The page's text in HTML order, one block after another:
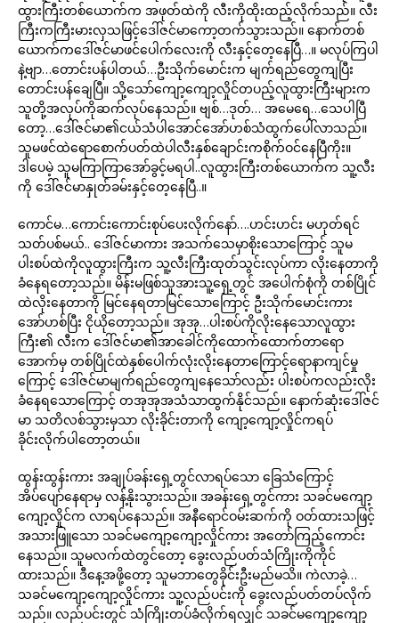
ထွားကြီးတစ်ယောက်က အဖုတ်ထဲကို လီးကိုထိုးထည့်လိုက်သည်။ လီး
ကြီးကကြီးမားလှသဖြင့်ဒေါ်ဇင်မာကော့တက်သွားသည်။ နောက်တစ်
ယောက်ကဒေါ်ဇင်မာဖင်ပေါက်လေးကို လီးနှင့်တေ့နေပြီ…။ မလုပ်ကြပါ
နဲ့ဗျာ…တောင်းပန်ပါတယ်…ဦးသိုက်မောင်းက မျက်ရည်တွေကျပြီး
တောင်းပန်ချေပြီ။ သို့သော်ကျော့ကျော့လှိုင်တပည့်လူထွားကြီးများက
သူတို့အလုပ်ကိုဆက်လုပ်နေသည်။ ဗျစ်…ဒုတ်… အမေရေ…သေပါပြီ
တော့…ဒေါ်ဇင်မာ၏ငယ်သံပါအောင်အော်ဟစ်သံထွက်ပေါ်လာသည်။
သူမဖင်ထဲရောစောက်ပတ်ထဲပါလီးနှစ်ချောင်းကစိုက်ဝင်နေပြီကိုး။
ဒါပေမဲ့ သူမကြာကြာအော်ခွင့်မရပါ..လူထွားကြီးတစ်ယောက်က သူ့လီး
ကို ဒေါ်ဇင်မာနှုတ်ခမ်းနှင့်တေ့နေပြီ..။
ကောင်မ…ကောင်းကောင်းစုပ်ပေးလိုက်နော်….ဟင်းဟင်း မဟုတ်ရင်
သတ်ပစ်မယ်.. ဒေါ်ဇင်မာကား အသက်သေမှာစိုးသောကြောင့် သူမ
ပါးစပ်ထဲကိုလူထွားကြီးက သူ့လီးကြီးထုတ်သွင်းလုပ်ကာ လိုးနေတာကို
ခံနေရတော့သည်။ မိန်းမဖြစ်သူအားသူ့ရှေ့တွင် အပေါက်စုံကို တစ်ပြိုင်
ထဲလိုးနေတာကို မြင်နေရတာမြင်သောကြောင့် ဦးသိုက်မောင်းကား
အော်ဟစ်ပြီး ငိုယိုတော့သည်။ အုအု…ပါးစပ်ကိုလိုးနေသောလူထွား
ကြီး၏ လီးက ဒေါ်ဇင်မာ၏အာခေါင်ကိုထောက်ထောက်တာရော
အောက်မှ တစ်ပြိုင်ထဲနှစ်ပေါက်လုံးလိုးနေတာကြောင့်ရောနာကျင်မှု
ကြောင့် ဒေါ်ဇင်မာမျက်ရည်တွေကျနေသော်လည်း ပါးစပ်ကလည်းလိုး
ခံနေရသောကြောင့် တအုအုအသံသာထွက်နိုင်သည်။ နောက်ဆုံးဒေါ်ဇင်
မာ သတိလစ်သွားမှသာ လိုးခိုင်းတာကို ကျော့ကျော့လှိုင်ကရပ်
ခိုင်းလိုက်ပါတော့တယ်။
ထွန်းထွန်းကား အချုပ်ခန်းရှေ့တွင်လာရပ်သော ခြေသံကြောင့်
အိပ်ပျော်နေရာမှ လန့်နိုးသွားသည်။ အခန်းရှေ့တွင်ကား သခင်မကျော့
ကျော့လှိုင်က လာရပ်နေသည်။ အနီရောင်ဝမ်းဆက်ကို ဝတ်ထားသဖြင့်
အသားဖြူသော သခင်မကျော့ကျော့လှိုင်ကား အတော်ကြည့်ကောင်း
နေသည်။ သူမလက်ထဲတွင်တော့ ခွေးလည်ပတ်သံကြိုးကိုကိုင်
ထားသည်။ ဒီနေ့အဖို့တော့ သူမဘာတွေခိုင်းဦးမည်မသိ။ ကဲလာခဲ့…
သခင်မကျော့ကျော့လှိုင်ကား သူ့လည်ပင်းကို ခွေးလည်ပတ်တပ်လိုက်
သည်။ လည်ပင်းတွင် သံကြိုးတပ်ခံလိုက်ရလျှင် သခင်မကျော့ကျော့